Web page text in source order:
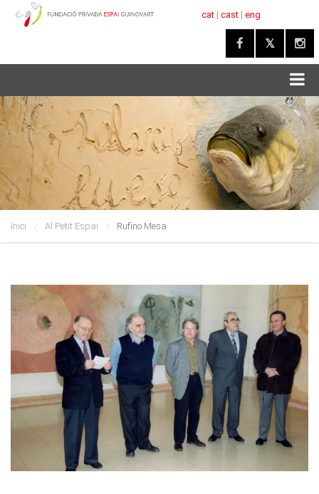
cat| cast| eng
Inici Al Petit Espai Rufino Mesa